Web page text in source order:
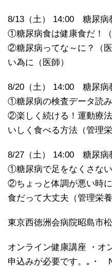
8/13（土） 14:00 糖尿病
①糖尿病食は健康食だ！（
②糖尿病ってな～に？（
い為に（医師）
8/20（土） 14:00 糖尿病
①糖尿病の検査データ読み
②楽しく続ける！運動療
いしく食べる方法（管理栄
8/27（土） 14:00 糖尿病
①糖尿病で足をなくさない
②ちょっと体調が悪い時
食だって大丈夫（管理栄養
東京西徳洲会病院昭島市
オンライン健康講座 ・オ
申込みが必要です。｡・